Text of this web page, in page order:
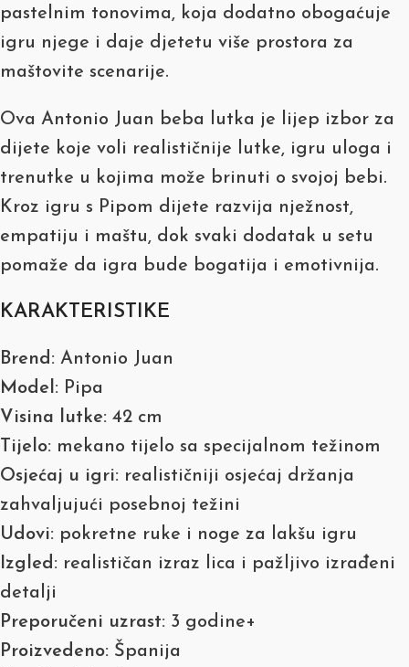
pastelnim tonovima, koja dodatno obogaćuje
igru njege i daje djetetu više prostora za
maštovite scenarije.
Ova Antonio Juan beba lutka je lijep izbor za
dijete koje voli realističnije lutke, igru uloga i
trenutke u kojima može brinuti o svojoj bebi.
Kroz igru s Pipom dijete razvija nježnost,
empatiju i maštu, dok svaki dodatak u setu
pomaže da igra bude bogatija i emotivnija.
KARAKTERISTIKE
Brend: Antonio Juan
Model: Pipa
Visina lutke: 42 cm
Tijelo: mekano tijelo sa specijalnom težinom
Osjećaj u igri: realističniji osjećaj držanja
zahvaljujući posebnoj težini
Udovi: pokretne ruke i noge za lakšu igru
Izgled: realističan izraz lica i pažljivo izrađeni
detalji
Preporučeni uzrast: 3 godine+
Proizvedeno: Španija